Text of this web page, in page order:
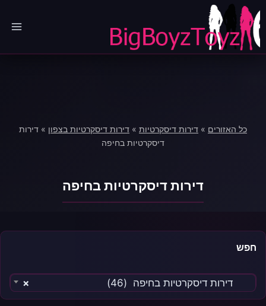
Skip
to
content
כל האזורים » דירות דיסקרטיות » דירות דיסקרטיות בצפון » דירות
דיסקרטיות בחיפה
דירות דיסקרטיות בחיפה
חפש
× דירות דיסקרטיות בחיפה (46)